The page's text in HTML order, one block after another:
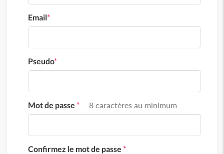
Email*
Pseudo*
Mot de passe * 8 caractères au minimum
Confirmez le mot de passe *